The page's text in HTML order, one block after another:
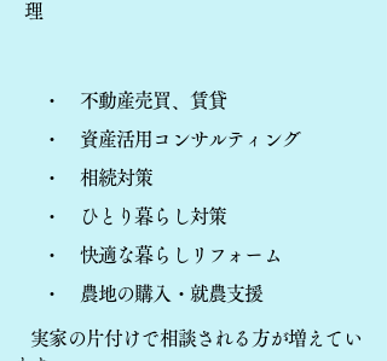
理
・ 不動産売買、賃貸
・ 資産活用コンサルティング
・ 相続対策
・ ひとり暮らし対策
・ 快適な暮らしリフォーム
・ 農地の購入・就農支援
実家の片付けで相談される方が増えてい